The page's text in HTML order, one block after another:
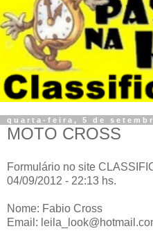
quarta-feira, 5 de
MOTO CROSS
Formulário no site
04/09/2012 - 22:13 hs.
Nome: Fabio Cross
Email: